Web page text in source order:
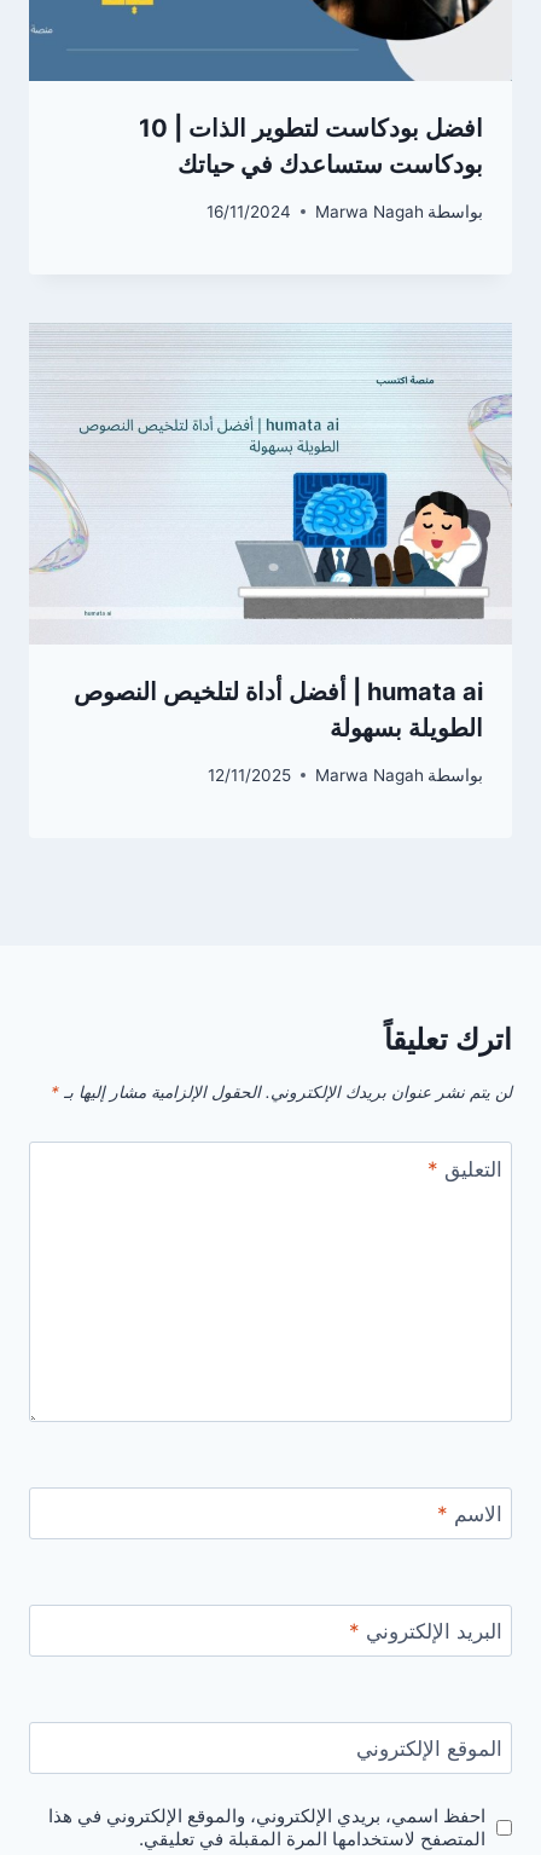
افضل بودكاست لتطوير الذات | 10
بودكاست ستساعدك في حياتك
بواسطة Marwa Nagah
16/11/2024
humata ai | أفضل أداة لتلخيص النصوص
الطويلة بسهولة
بواسطة Marwa Nagah
12/11/2025
اترك تعليقاً
لن يتم نشر عنوان بريدك الإلكتروني. الحقول الإلزامية مشار إليها بـ *
التعليق *
الاسم *
البريد الإلكتروني *
الموقع الإلكتروني
احفظ اسمي، بريدي الإلكتروني، والموقع الإلكتروني في هذا
المتصفح لاستخدامها المرة المقبلة في تعليقي.